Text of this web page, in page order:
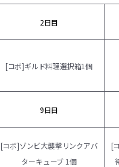
2日目
[コボ]ギルド料理選択箱1個
9日目
[コボ]ゾンビ大襲撃リンクアバ
ターキューブ 1個
[